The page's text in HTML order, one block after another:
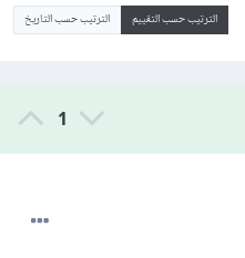
الترتيب حسب التقييم الترتيب حسب التاريخ
1